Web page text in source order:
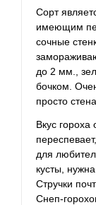
Сорт
имеющим
сочные
до 2 мм.,
бочком.
просто
Вкус гороха
для
кусты,
Стручки
Снеп-